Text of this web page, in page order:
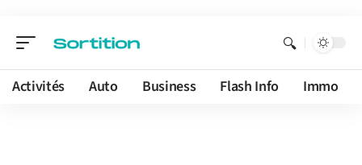
Activités Auto Business Flash Info Immo